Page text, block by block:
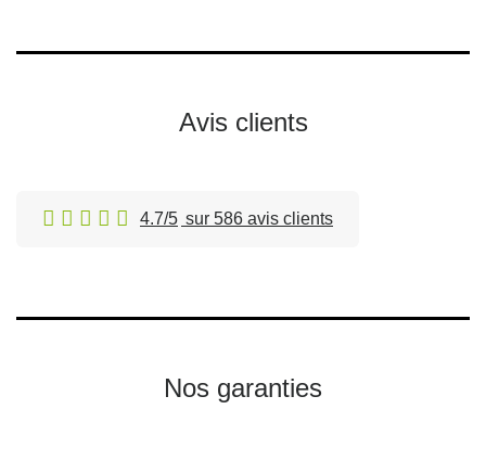
Avis clients
4.7/5 sur 586 avis clients
Nos garanties